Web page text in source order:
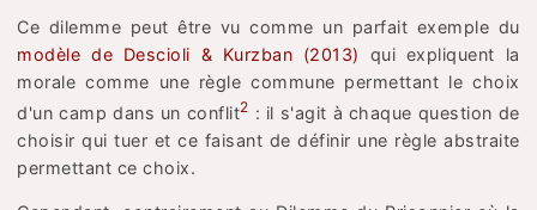
Ce dilemme peut être vu comme un parfait exemple du
modèle de Descioli & Kurzban (2013)
qui expliquent la
morale comme une règle commune permettant le choix
d'un camp dans un conflit2 : il s'agit à chaque question de
choisir qui tuer et ce faisant de définir une règle abstraite
permettant ce choix.